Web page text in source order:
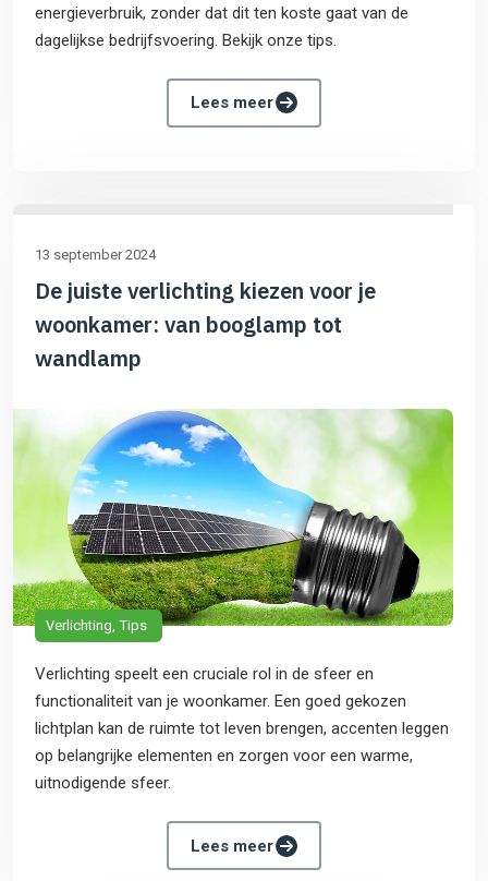
energieverbruik, zonder dat dit ten koste gaat van de
dagelijkse bedrijfsvoering. Bekijk onze tips.
Lees meer
13 september 2024
De juiste verlichting kiezen voor je
woonkamer: van booglamp tot
wandlamp
Verlichting Tips
Verlichting speelt een cruciale rol in de sfeer en
functionaliteit van je woonkamer. Een goed gekozen
lichtplan kan de ruimte tot leven brengen, accenten leggen
op belangrijke elementen en zorgen voor een warme,
uitnodigende sfeer.
Lees meer